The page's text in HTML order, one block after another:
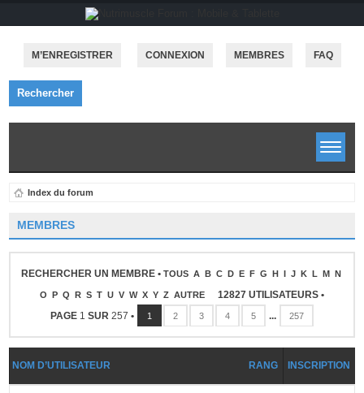
M’ENREGISTRER CONNEXION MEMBRES FAQ
Rechercher
Index du forum
MEMBRES
RECHERCHER UN MEMBRE• TOUS A B C D E F G H J K L M N
O P Q R S T U V W X Y Z AUTRE
12827 UTILISATEURS •
PAGE 1 SUR 257 • 1 2 3 4 5 ... 257
RANG
NOM D’UTILISATEUR INSCRIPTION